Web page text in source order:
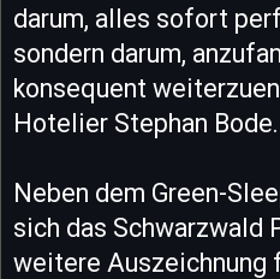
darum, alles sofort
sondern darum,
konsequent
Hotelier Stephan Bode.
Neben dem Green-
sich das Schwarzwald
weitere Auszeichnung